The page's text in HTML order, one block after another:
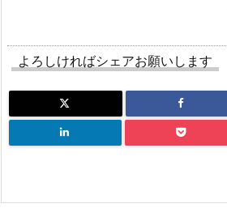
よろしければシェアお願いします